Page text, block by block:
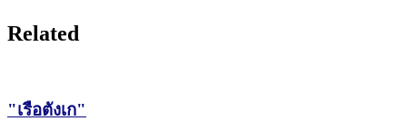
Related
"เรือตังเก"